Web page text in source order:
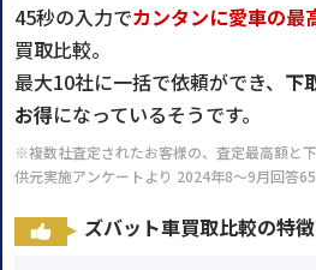
45秒の入力でカンタンに愛車の最
買取比較。
最大10社に一括で依頼ができ、 下
お得になっているそうです。
※複数社査定されたお客様の、査定最高額と
供元実施アンケートより 2024年8～9月回答
ズバット車買取比較の特徴